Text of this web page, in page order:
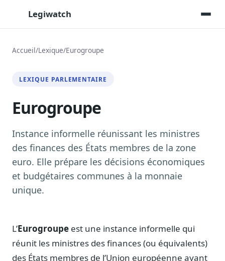
Legiwatch
Posez vos questions, réponses sourcées
Toutes les séances AN/Sénat transcrites
Synthèses IA
Veille des matinales radio
9 interviews politiques, analysées avant 10 h
Alertes personnalisées
Notes, briefings, tableaux de bord
Fiches parlementaires
Parcours, mandats, prises de position
Accueil/Lexique/Eurogroupe
LEXIQUE PARLEMENTAIRE
Eurogroupe
Instance informelle réunissant les ministres
des finances des États membres de la zone
euro. Elle prépare les décisions économiques
et budgétaires communes à la monnaie
unique.
L’Eurogroupe est une instance informelle qui
réunit les ministres des finances (ou équivalents)
des États membres de l’Union européenne ayant